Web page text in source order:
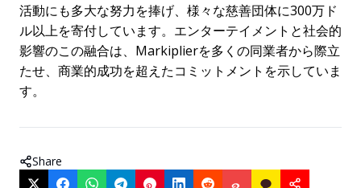
活動にも多大な努力を捧げ、様々な慈善団体に300万ド
ル以上を寄付しています。エンターテイメントと社会的
影響のこの融合は、Markiplierを多くの同業者から際立
たせ、商業的成功を超えたコミットメントを示していま
す。
Share